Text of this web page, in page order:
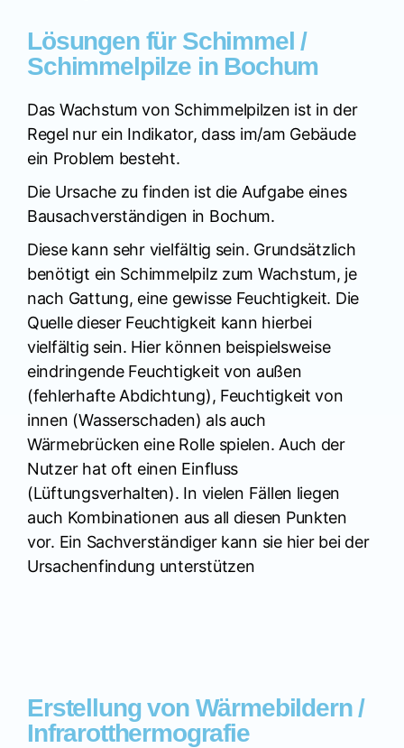
Lösungen für Schimmel /
Schimmelpilze in Bochum
Das Wachstum von Schimmelpilzen ist in der
Regel nur ein Indikator, dass im/am Gebäude
ein Problem besteht.
Die Ursache zu finden ist die Aufgabe eines
Bausachverständigen in Bochum.
Diese kann sehr vielfältig sein. Grundsätzlich
benötigt ein Schimmelpilz zum Wachstum, je
nach Gattung, eine gewisse Feuchtigkeit. Die
Quelle dieser Feuchtigkeit kann hierbei
vielfältig sein. Hier können beispielsweise
eindringende Feuchtigkeit von außen
(fehlerhafte Abdichtung), Feuchtigkeit von
innen (Wasserschaden) als auch
Wärmebrücken eine Rolle spielen. Auch der
Nutzer hat oft einen Einfluss
(Lüftungsverhalten). In vielen Fällen liegen
auch Kombinationen aus all diesen Punkten
vor. Ein Sachverständiger kann sie hier bei der
Ursachenfindung unterstützen
Erstellung von Wärmebildern /
Infrarotthermografie